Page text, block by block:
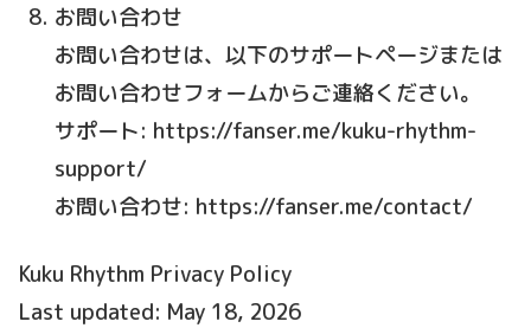
お問い合わせ
お問い合わせは、以下のサポートページまたは
お問い合わせフォームからご連絡ください。
サポート: https://fanser.me/kuku-rhythm-
support/
お問い合わせ: https://fanser.me/contact/
Kuku Rhythm Privacy Policy
Last updated: May 18, 2026